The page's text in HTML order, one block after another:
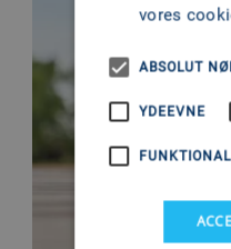
vores
ABSOLUT
YDEEVNE